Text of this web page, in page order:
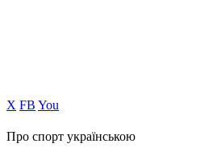
Х FB You
Про спорт українською